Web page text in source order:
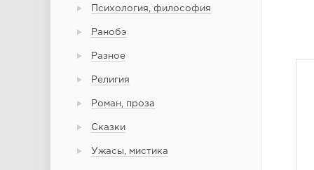
Психология, философия
Ранобэ
Разное
Религия
Роман, проза
Сказки
Ужасы, мистика